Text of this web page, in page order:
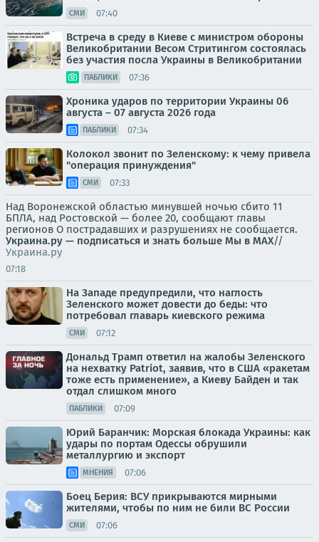
СМИ 07:40
Встреча в среду в Киеве с министром обороны
Великобритании Весом Стритингом состоялась
без участия посла Украины в Великобритании
ПАБЛИКИ 07:36
Хроника ударов по территории Украины 06
августа – 07 августа 2026 года
ПАБЛИКИ 07:34
Колокол звонит по Зеленскому: к чему привела
"операция принуждения"
СМИ 07:33
Над Воронежской областью минувшей ночью сбито 11
БПЛА, над Ростовской — более 20, сообщают главы
регионов О пострадавших и разрушениях не сообщается.
Украина.ру — подписаться и знать больше Мы в MAX//
Украина.ру
07:18
На Западе предупредили, что наглость
Зеленского может довести до беды: что
потребовал главарь киевского режима
СМИ 07:12
Дональд Трамп ответил на жалобы Зеленского
на нехватку Patriot, заявив, что в США «ракетам
тоже есть применение», а Киеву Байден и так
отдал слишком много
ПАБЛИКИ 07:09
Юрий Баранчик: Морская блокада Украины: как
удары по портам Одессы обрушили
металлургию и экспорт
МНЕНИЯ 07:06
Боец Берия: ВСУ прикрываются мирными
жителями, чтобы по ним не били ВС России
СМИ 07:06